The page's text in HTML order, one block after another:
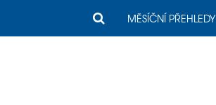
MĚSÍČNÍ PŘEHLEDY